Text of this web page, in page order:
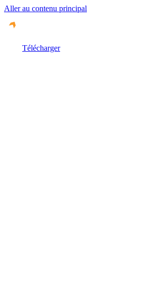
Aller au contenu principal
Télécharger